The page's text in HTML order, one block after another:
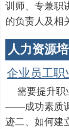
训师、专兼职
的负责人及相
人力资源
企业员工职
需要提升职
――成功素质
迹二、如何建